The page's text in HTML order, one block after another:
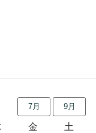
7月 9月
金 土